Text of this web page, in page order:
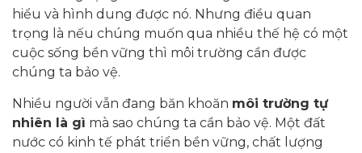
hiểu và hình dung được nó. Nhưng điều quan
trọng là nếu chúng muốn qua nhiều thế hệ có một
cuộc sống bền vững thì môi trường cần được
chúng ta bảo vệ.
Nhiều người vẫn đang băn khoăn môi trường tự
nhiên là gì mà sao chúng ta cần bảo vệ. Một đất
nước có kinh tế phát triển bền vững, chất lượng